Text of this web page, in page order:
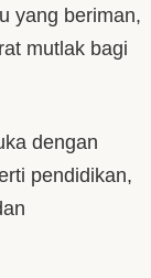
yang beriman,
mutlak bagi
dengan
pendidikan,